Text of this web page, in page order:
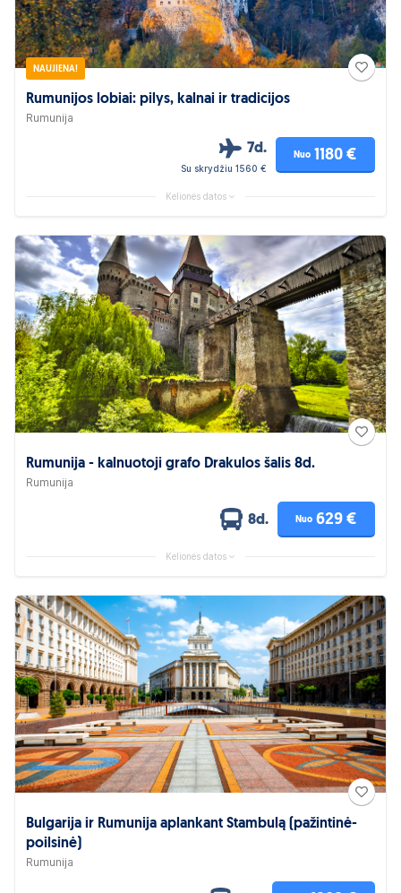
NAUJIENA!
Rumunijos lobiai: pilys, kalnai ir tradicijos
Rumunija
7d.
Su skrydžiu 1560 €
Nuo 1180 €
Kelionės datos
Rumunija - kalnuotoji grafo Drakulos šalis 8d.
Rumunija
8d. Nuo 629 €
Kelionės datos
Bulgarija ir Rumunija aplankant Stambulą (pažintinė-
poilsinė)
Rumunija